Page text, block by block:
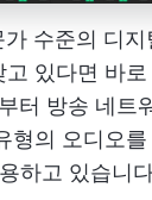
가 수준의 디
있다면 바
터 방송 네트
형의 오디오
하고 있습니